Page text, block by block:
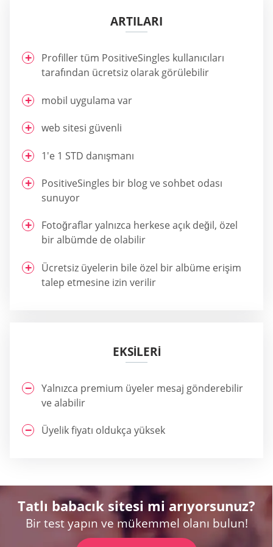
ARTILARI
Profiller tüm PositiveSingles kullanıcıları
tarafından ücretsiz olarak görülebilir
mobil uygulama var
web sitesi güvenli
1'e 1 STD danışmanı
PositiveSingles bir blog ve sohbet odası
sunuyor
Fotoğraflar yalnızca herkese açık değil, özel
bir albümde de olabilir
Ücretsiz üyelerin bile özel bir albüme erişim
talep etmesine izin verilir
EKSİLERİ
Yalnızca premium üyeler mesaj gönderebilir
ve alabilir
Üyelik fiyatı oldukça yüksek
Tatlı babacık sitesi mi arıyorsunuz?
Bir test yapın ve mükemmel olanı bulun!